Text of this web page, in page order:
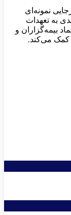
نمونه‌ای
به تعهدات
بیمه‌گزاران و
کمک می‌کند.